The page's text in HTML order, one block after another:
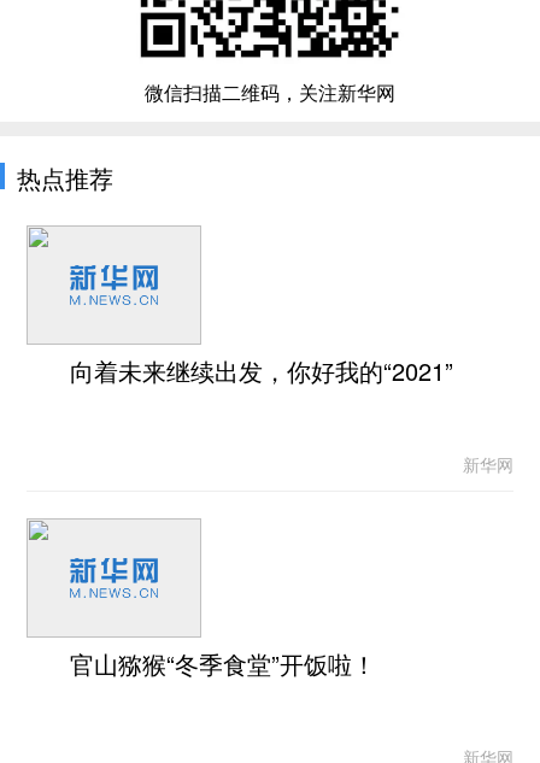
微信扫描二维码，关注新华网
热点推荐
向着未来继续出发，你好我的“2021”
新华网
官山猕猴“冬季食堂”开饭啦！
新华网